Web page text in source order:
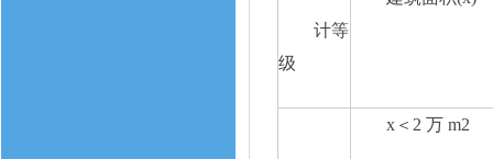
计等
级
x＜2 万 m2